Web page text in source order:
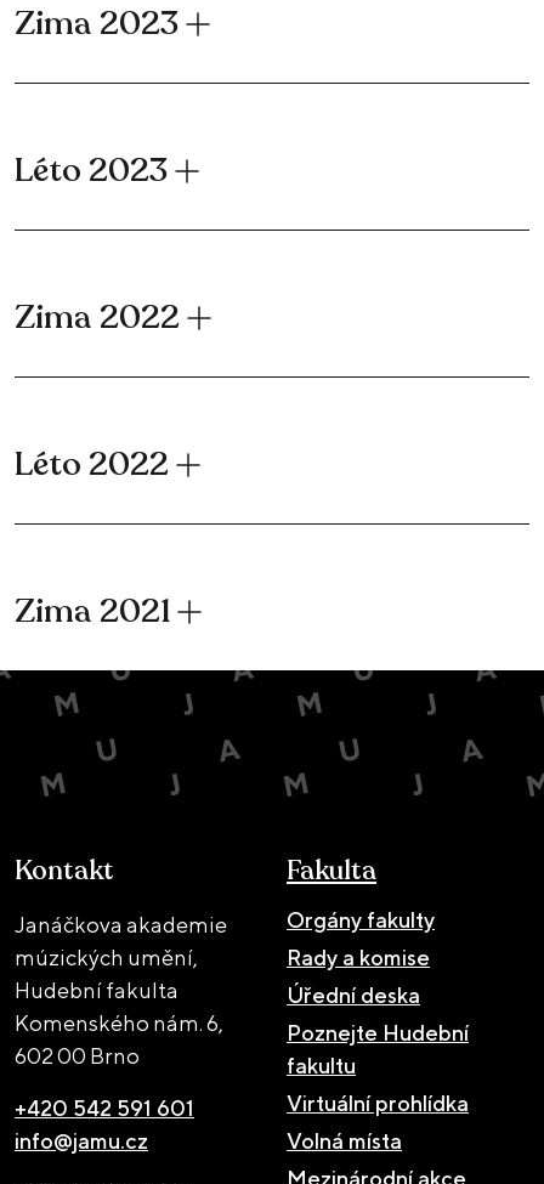
Zima 2023
Léto 2023
Zima 2022
Léto 2022
Zima 2021
Kontakt
Janáčkova akademie
múzických umění,
Hudební fakulta
Komenského nám. 6,
602 00 Brno
+420 542 591 601
info@jamu.cz
Fakulta
Orgány fakulty
Rady a komise
Úřední deska
Poznejte Hudební
fakultu
Virtuální prohlídka
Volná místa
Mezinárodní akce